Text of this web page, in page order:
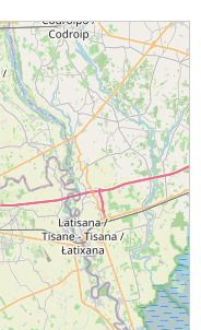
Lettorato e Accolitato -
2019